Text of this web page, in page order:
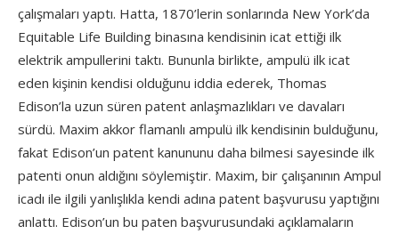
çalışmaları yaptı. Hatta, 1870’lerin sonlarında New York’da
Equitable Life Building binasına kendisinin icat ettiği ilk
elektrik ampullerini taktı. Bununla birlikte, ampulü ilk icat
eden kişinin kendisi olduğunu iddia ederek, Thomas
Edison’la uzun süren patent anlaşmazlıkları ve davaları
sürdü. Maxim akkor flamanlı ampulü ilk kendisinin bulduğunu,
fakat Edison’un patent kanununu daha bilmesi sayesinde ilk
patenti onun aldığını söylemiştir. Maxim, bir çalışanının Ampul
icadı ile ilgili yanlışlıkla kendi adına patent başvurusu yaptığını
anlattı. Edison’un bu paten başvurusundaki açıklamaların